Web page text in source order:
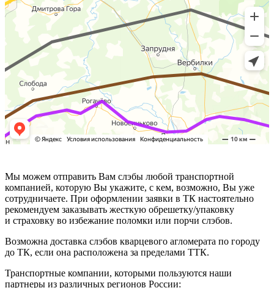
Мы можем отправить Вам слэбы любой транспортной
компанией, которую Вы укажите, с кем, возможно, Вы уже
сотрудничаете. При оформлении заявки в ТК настоятельно
рекомендуем заказывать жесткую обрешетку/упаковку
и страховку во избежание поломки или порчи слэбов.
Возможна доставка слэбов кварцевого агломерата по городу
до ТК, если она расположена за пределами ТТК.
Транспортные компании, которыми пользуются наши
партнеры из различных регионов России: